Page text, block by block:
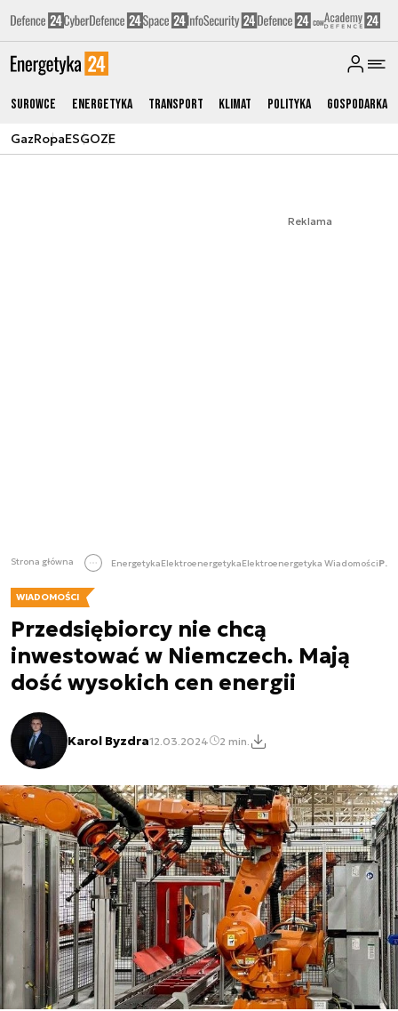
Surowce Energetyka Transport Klimat Polityka Gospodarka
GazRopaESGOZE
Reklama
Strona główna EnergetykaElektroenergetykaElektroenergetyka Wiadomości
WIADOMOŚCI
Przedsiębiorcy nie chcą
inwestować w Niemczech. Mają
dość wysokich cen energii
Karol Byzdra12.03.2024 2 min.